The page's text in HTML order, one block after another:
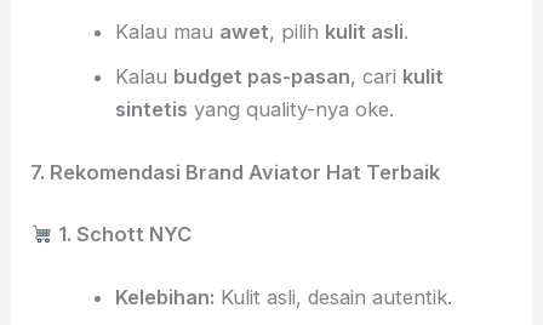
Kalau mau awet, pilih kulit asli.
Kalau budget pas-pasan, cari kulit
sintetis yang quality-nya oke.
7. Rekomendasi Brand Aviator Hat Terbaik
1. Schott NYC
Kelebihan: Kulit asli, desain autentik.